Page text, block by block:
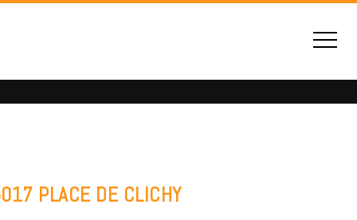
PLACE DE CLICHY